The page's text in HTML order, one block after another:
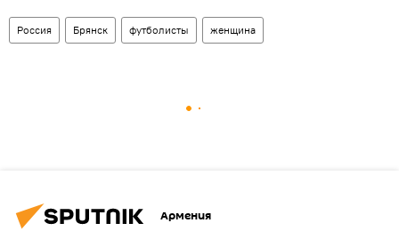
Россия Брянск футболисты женщина
Армения